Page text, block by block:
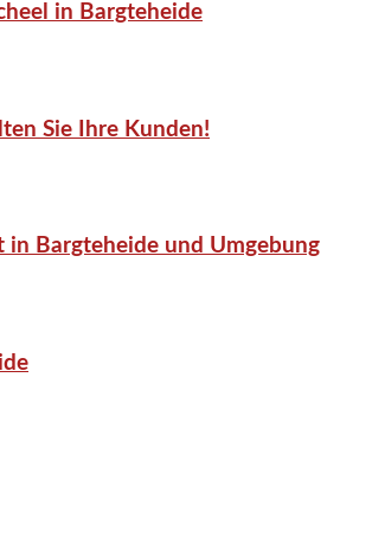
in Bargteheide
Sie Ihre Kunden!
Bargteheide und Umgebung